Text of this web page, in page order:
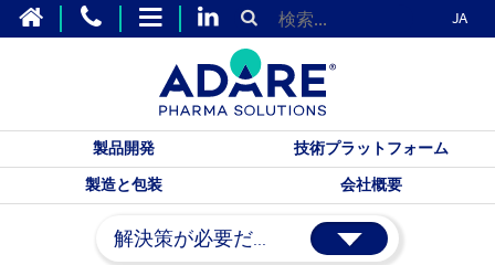
JA
製品開発
技術プラットフォーム
製造と包装
会社概要
解決策が必要だ...